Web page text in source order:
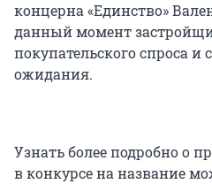
концерна «Единство»
данный момент
покупательского спроса и
ожидания.
Узнать более подробно о
в конкурсе на название